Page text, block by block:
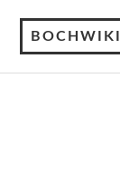
BOCHWIKI